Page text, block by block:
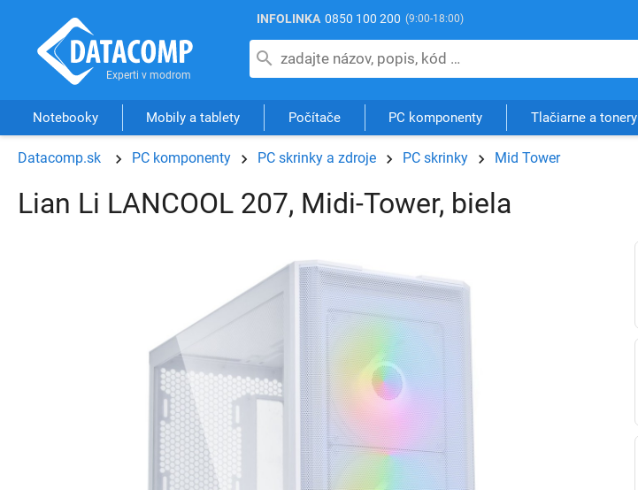
INFOLINKA 0850 100 200 (9:00-18:00)
Notebooky Mobily a tablety Počítače PC komponenty Tlačiarne a tonery
Datacomp.sk PC komponenty PC skrinky a zdroje PC skrinky Mid Tower
Lian Li LANCOOL 207, Midi-Tower, biela